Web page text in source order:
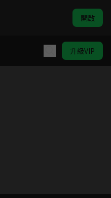
開啟
升級VIP